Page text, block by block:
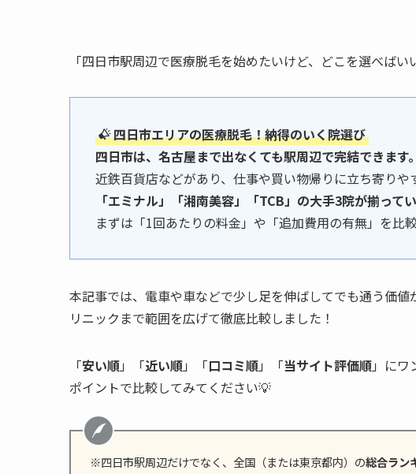
「四日市駅周辺で医療脱毛を始めたいけど、どこを選べば
四日市エリアの医療脱毛！納得のいく院選び
四日市は、名古屋まで出なくても駅周辺で完結できます。
近鉄百貨店などがあり、仕事や買い物帰りに立ち寄りや
「エミナル」「湘南美容」「TCB」の大手3院が揃って
まずは「1回あたりの料金」や「追加費用の有無」を比
本記事では、電車や車などで少し足を伸ばしてでも通う価
リニックまで範囲を広げて徹底比較しました！
「安い順」「近い順」「口コミ順」「当サイト評価順」に
ポイントで比較してみてください💡
※四日市駅周辺だけでなく、全国（または東京都内）の総合ラン